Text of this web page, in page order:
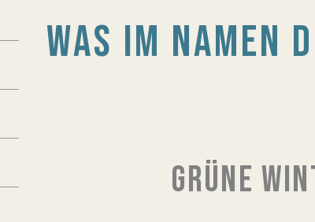
WAS IM NAMEN
GRÜNE